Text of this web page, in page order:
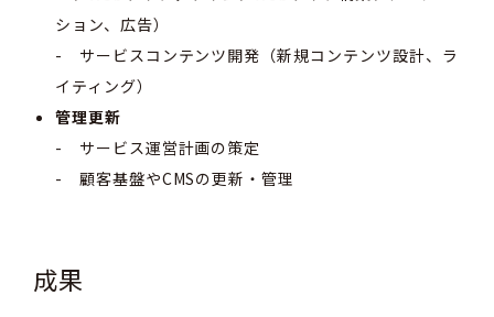
ション、広告）
- サービスコンテンツ開発（新規コンテンツ設計、ラ
イティング）
管理更新
- サービス運営計画の策定
- 顧客基盤やCMSの更新・管理
成果